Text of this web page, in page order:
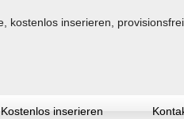
Kostenlos inserieren